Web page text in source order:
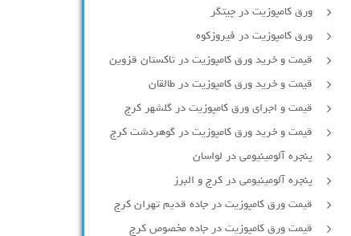
ورق کامپوزیت در چیتگر
ورق کامپوزیت در فیروزکوه
قیمت و خرید ورق کامپوزیت در تاکستان قزوین
قیمت و خرید ورق کامپوزیت در طالقان
قیمت و اجرای ورق کامپوزیت در گلشهر کرج
قیمت و خرید ورق کامپوزیت در گوهردشت کرج
پنجره آلومینیومی در لواسان
پنجره آلومینیومی در کرج و البرز
قیمت ورق کامپوزیت در جاده قدیم تهران کرج
قیمت ورق کامپوزیت در جاده مخصوص کرج